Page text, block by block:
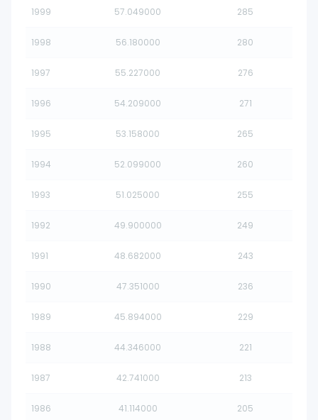
1999 57.049000 285
1998 56.180000 280
1997 55.227000 276
1996 54.209000 271
1995 53.158000 265
1994 52.099000 260
1993 51.025000 255
1992 49.900000 249
1991 48.682000 243
1990 47.351000 236
1989 45.894000 229
1988 44.346000 221
1987 42.741000 213
1986 41.114000 205